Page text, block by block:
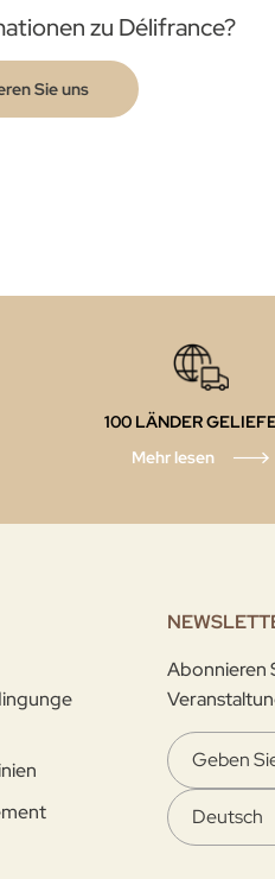
zu Délifrance?
Sie uns
100 LÄNDER
Mehr lesen
Abonnieren